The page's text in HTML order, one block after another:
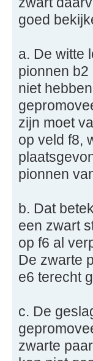
goed
a. De witte
pionnen
niet
zijn moet
op veld f8,
pionnen
b. Dat
een zwart
op f6 al
De zwarte
e6 terecht
c. De
zwarte